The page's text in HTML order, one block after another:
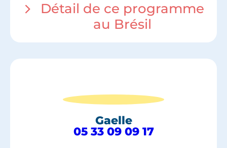
Détail de ce programme
au Brésil
Gaelle
05 33 09 09 17